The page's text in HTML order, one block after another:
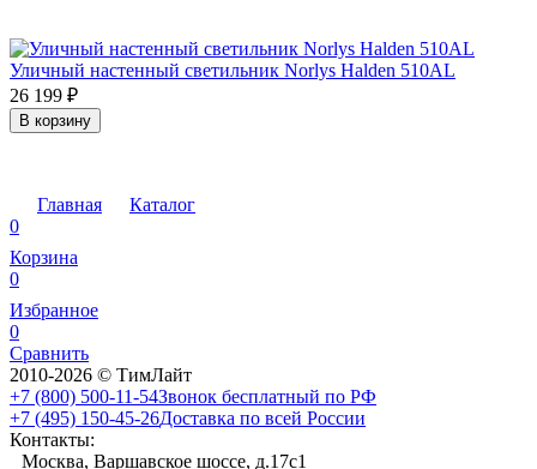
Уличный настенный светильник Norlys Halden 510AL
26 199 ₽
В корзину
Главная
Каталог
0
Корзина
0
Избранное
0
Сравнить
2010-2026 © ТимЛайт
+7 (800) 500-11-54Звонок бесплатный по РФ
+7 (495) 150-45-26Доставка по всей России
Контакты:
Москва, Варшавское шоссе, д.17c1